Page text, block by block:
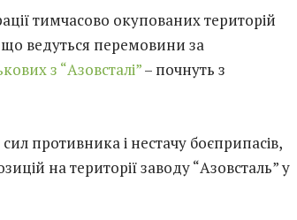
тимчасово окупованих територій
ведуться перемовини за
з “Азовсталі”– почнуть з
противника і нестачу боєприпасів,
на території заводу “Азовсталь” у